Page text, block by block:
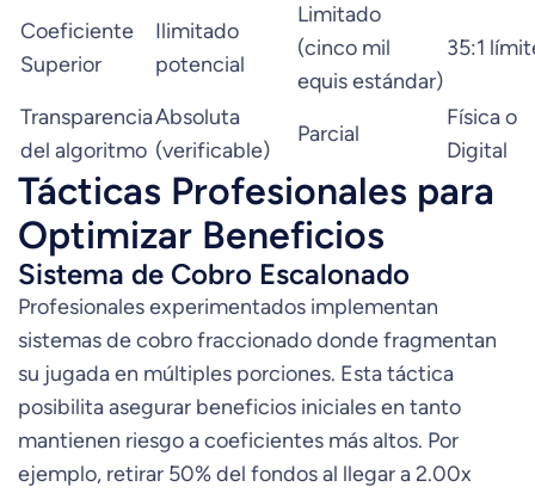
Coeficiente
Superior
Ilimitado
potencial
Limitado
(cinco mil
equis estándar)
35:1
Transparencia
del algoritmo
Absoluta
(verificable)
Parcial
Física o
Digital
Tácticas Profesionales para
Optimizar Beneficios
Sistema de Cobro Escalonado
Profesionales experimentados implementan
sistemas de cobro fraccionado donde fragmentan
su jugada en múltiples porciones. Esta táctica
posibilita asegurar beneficios iniciales en tanto
mantienen riesgo a coeficientes más altos. Por
ejemplo, retirar 50% del fondos al llegar a 2.00x